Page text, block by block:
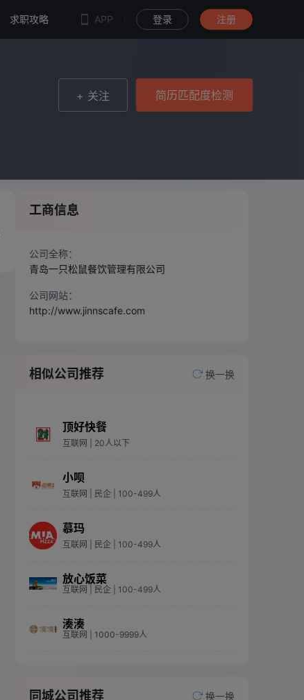
求职攻略 APP 登录 注册
+ 关注 简历匹配度检测
工商信息
公司全称：
青岛一只松鼠餐饮管理有限公司
公司网站：
http://www.jinnscafe.com
相似公司推荐 换一换
顶好快餐
互联网 | 20人以下
小呗
互联网 | 民企 | 100-499人
慕玛
互联网 | 民企 | 100-499人
放心饭菜
互联网 | 民企 | 100-499人
湊湊
互联网 | 1000-9999人
同城公司推荐 换一换